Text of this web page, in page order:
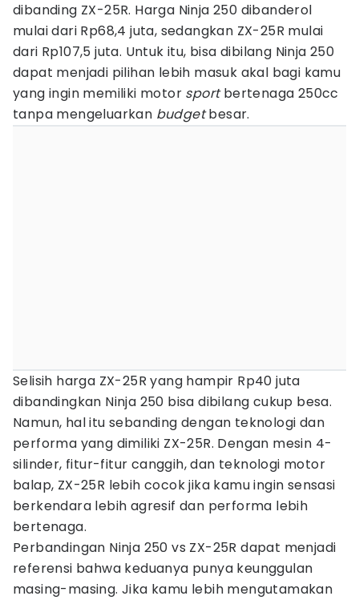
dibanding ZX-25R. Harga Ninja 250 dibanderol
mulai dari Rp68,4 juta, sedangkan ZX-25R mulai
dari Rp107,5 juta. Untuk itu, bisa dibilang Ninja 250
dapat menjadi pilihan lebih masuk akal bagi kamu
yang ingin memiliki motor sportbertenaga 250cc
tanpa mengeluarkan budgetbesar.
Selisih harga ZX-25R yang hampir Rp40 juta
dibandingkan Ninja 250 bisa dibilang cukup besa.
Namun, hal itu sebanding dengan teknologi dan
performa yang dimiliki ZX-25R. Dengan mesin 4-
silinder, fitur-fitur canggih, dan teknologi motor
balap, ZX-25R lebih cocok jika kamu ingin sensasi
berkendara lebih agresif dan performa lebih
bertenaga.
Perbandingan Ninja 250 vs ZX-25R dapat menjadi
referensi bahwa keduanya punya keunggulan
masing-masing. Jika kamu lebih mengutamakan